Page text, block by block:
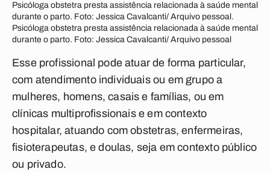
Psicóloga obstetra presta assistência relacionada à saúde mental
durante o parto. Foto: Jessica Cavalcanti/ Arquivo pessoal.
Psicóloga obstetra presta assistência relacionada à saúde mental
durante o parto. Foto: Jessica Cavalcanti/ Arquivo pessoal
Esse profissional pode atuar de forma particular,
com atendimento individuais ou em grupo a
mulheres, homens, casais e famílias, ou em
clínicas multiprofissionais e em contexto
hospitalar, atuando com obstetras, enfermeiras,
fisioterapeutas, e doulas, seja em contexto público
ou privado.